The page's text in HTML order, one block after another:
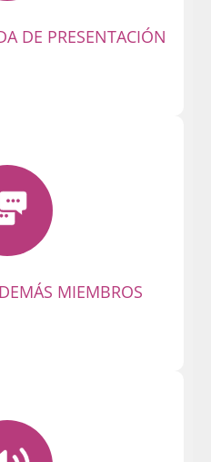
DE PRESENTACIÓN
contigo en
MIEMBROS
de otros
¡Escucha y
conversaciones